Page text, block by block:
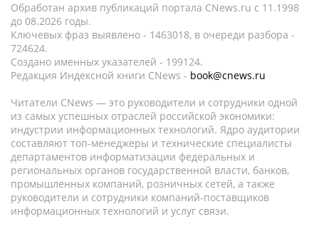
Обработан архив публикаций портала CNews.ru c 11.1998
до 08.2026 годы.
Ключевых фраз выявлено - 1463018, в очереди разбора -
724624.
Создано именных указателей - 199124.
Редакция Индексной книги CNews - book@cnews.ru
Читатели CNews — это руководители и сотрудники одной
из самых успешных отраслей российской экономики:
индустрии информационных технологий. Ядро аудитории
составляют топ-менеджеры и технические специалисты
департаментов информатизации федеральных и
региональных органов государственной власти, банков,
промышленных компаний, розничных сетей, а также
руководители и сотрудники компаний-поставщиков
информационных технологий и услуг связи.